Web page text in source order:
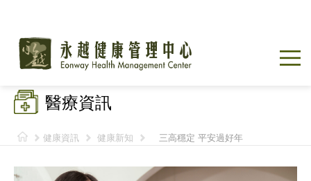
醫療資訊
健康資訊 健康新知 三高穩定 平安過好年